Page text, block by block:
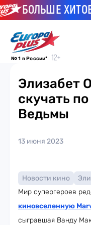
БОЛЬШЕ ХИТОВ!
№ 1 в России*
Элизабет
скучать
Ведьмы
13 июня 2023
Новости кино
Мир супергероев
киновселенную
сыгравшая Ванду